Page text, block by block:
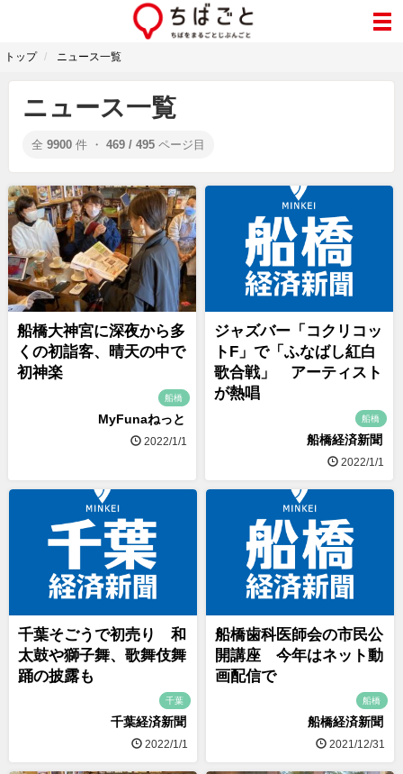
トップ ニュース一覧
ニュース一覧
全 9900 件 ・ 469 / 495 ページ目
船橋大神宮に深夜から多
くの初詣客、晴天の中で
初神楽
船橋
MyFunaねっと
2022/1/1
ジャズバー「コクリコッ
トF」で「ふなばし紅白
歌合戦」 アーティスト
が熱唱
船橋
船橋経済新聞
2022/1/1
千葉そごうで初売り 和
太鼓や獅子舞、歌舞伎舞
踊の披露も
千葉
千葉経済新聞
2022/1/1
船橋歯科医師会の市民公
開講座 今年はネット動
画配信で
船橋
船橋経済新聞
2021/12/31